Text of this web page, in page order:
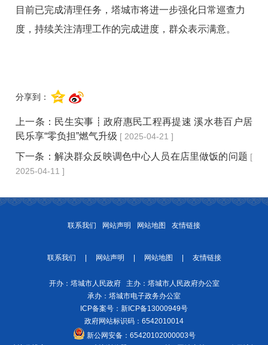
目前已完成清理任务，塔城市将进一步强化日常巡查力
度，持续关注清理工作的完成进度，群众表示满意。
分享到：
上一条： 民生实事┋政府惠民工程再提速 溪水巷百户居
民乐享“零负担”燃气升级 [ 2025-04-21 ]
下一条： ​解决群众反映调色中心人员在店里做饭的问题 [
2025-04-11 ]
联系我们 网站声明 网站地图 友情链接
联系我们 | 网站声明 | 网站地图 | 友情链接
开办：塔城市人民政府 主办：塔城市人民政府办公室
承办：塔城市电子政务办公室
ICP备案号： 新ICP备13000949号
政府网站标识码：6542010014
新公网安备： 65420102000003号